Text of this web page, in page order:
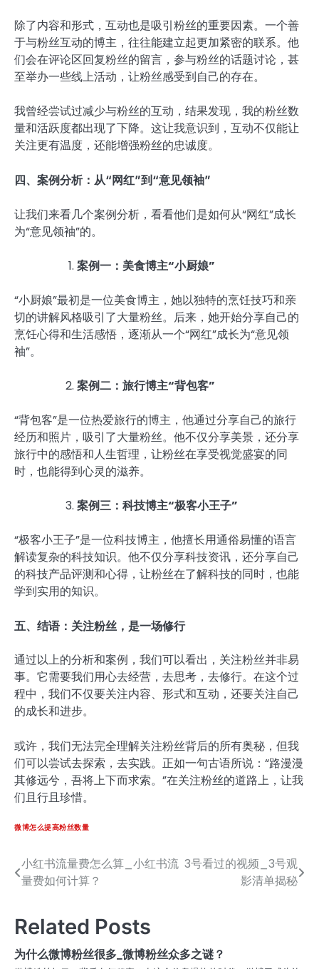
除了内容和形式，互动也是吸引粉丝的重要因素。一个善
于与粉丝互动的博主，往往能建立起更加紧密的联系。他
们会在评论区回复粉丝的留言，参与粉丝的话题讨论，甚
至举办一些线上活动，让粉丝感受到自己的存在。
我曾经尝试过减少与粉丝的互动，结果发现，我的粉丝数
量和活跃度都出现了下降。这让我意识到，互动不仅能让
关注更有温度，还能增强粉丝的忠诚度。
四、案例分析：从“网红”到“意见领袖”
让我们来看几个案例分析，看看他们是如何从“网红”成长
为“意见领袖”的。
案例一：美食博主“小厨娘”
“小厨娘”最初是一位美食博主，她以独特的烹饪技巧和亲
切的讲解风格吸引了大量粉丝。后来，她开始分享自己的
烹饪心得和生活感悟，逐渐从一个“网红”成长为“意见领
袖”。
案例二：旅行博主“背包客”
“背包客”是一位热爱旅行的博主，他通过分享自己的旅行
经历和照片，吸引了大量粉丝。他不仅分享美景，还分享
旅行中的感悟和人生哲理，让粉丝在享受视觉盛宴的同
时，也能得到心灵的滋养。
案例三：科技博主“极客小王子”
“极客小王子”是一位科技博主，他擅长用通俗易懂的语言
解读复杂的科技知识。他不仅分享科技资讯，还分享自己
的科技产品评测和心得，让粉丝在了解科技的同时，也能
学到实用的知识。
五、结语：关注粉丝，是一场修行
通过以上的分析和案例，我们可以看出，关注粉丝并非易
事。它需要我们用心去经营，去思考，去修行。在这个过
程中，我们不仅要关注内容、形式和互动，还要关注自己
的成长和进步。
或许，我们无法完全理解关注粉丝背后的所有奥秘，但我
们可以尝试去探索，去实践。正如一句古语所说：“路漫漫
其修远兮，吾将上下而求索。”在关注粉丝的道路上，让我
们且行且珍惜。
微博怎么提高粉丝数量
文
章
导
航
小红书流量费怎么算_小红书流
量费如何计算？
3号看过的视频_3号观
影清单揭秘
Related Posts
为什么微博粉丝很多_微博粉丝众多之谜？